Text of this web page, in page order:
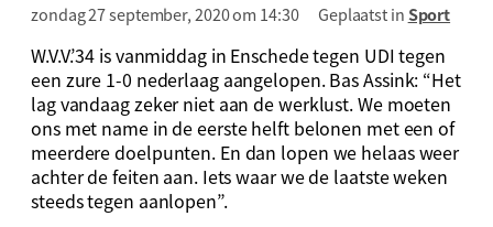
zondag 27 september, 2020 om 14:30 Geplaatst inSport
W.V.V.’34 is vanmiddag in Enschede tegen UDI tegen
een zure 1-0 nederlaag aangelopen. Bas Assink: “Het
lag vandaag zeker niet aan de werklust. We moeten
ons met name in de eerste helft belonen met een of
meerdere doelpunten. En dan lopen we helaas weer
achter de feiten aan. Iets waar we de laatste weken
steeds tegen aanlopen”.